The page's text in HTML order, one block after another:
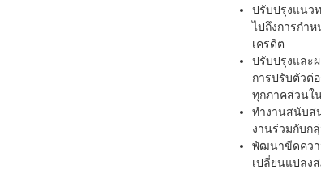
ปรับปรุงแนว
ไปถึงการกำ
เครดิต
ปรับปรุงและ
การปรับตัวต่
ทุกภาคส่วนใ
ทำงานสนับส
งานร่วมกับก
พัฒนาขีดควา
เปลี่ยนแปลง